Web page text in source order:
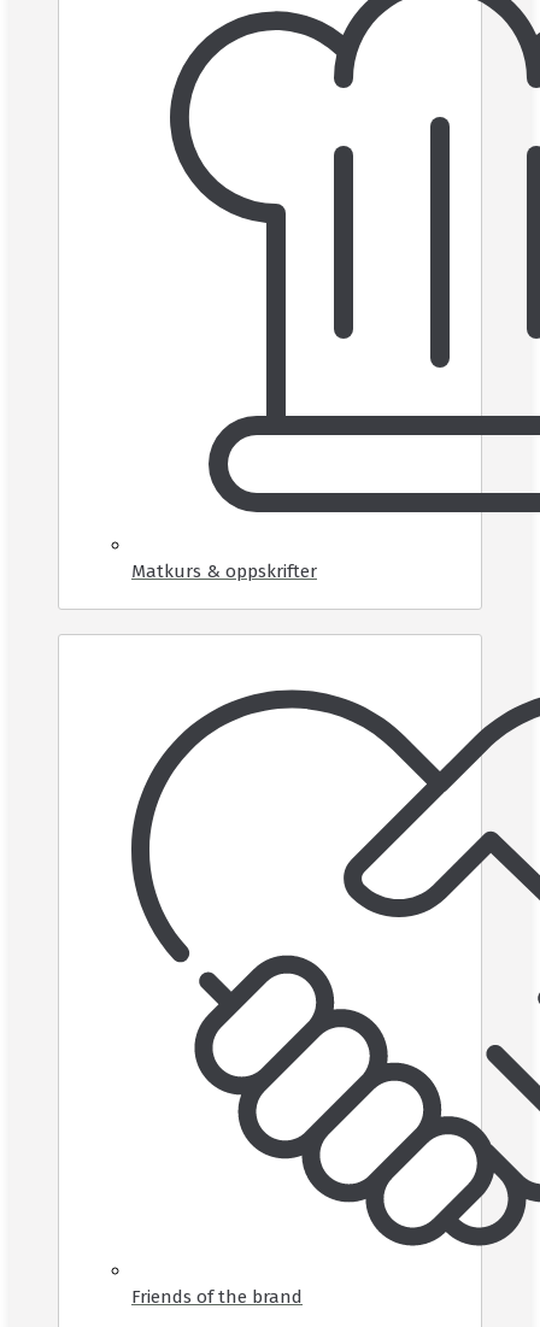
Matkurs & oppskrifter
Friends of the brand